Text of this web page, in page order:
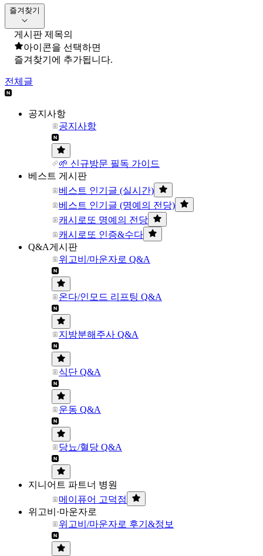
즐겨찾기
게시판 제목의
아이콘을 선택하면
즐겨찾기에 추가됩니다.
전체글
공지사항
공지사항
🌱 신규방문 필독 가이드
베스트 게시판
베스트 인기글 (실시간)
베스트 인기글 (명예의 전당)
캐시로또 명예의 전당
캐시로또 인증&수다
Q&A게시판
위고비/마운자로 Q&A
온다/인모드 리프팅 Q&A
지방분해주사 Q&A
식단 Q&A
운동 Q&A
당뇨/혈당 Q&A
지니어트 파트너 병원
메이퓨어 고덕점
위고비·마운자로
위고비/마운자로 후기&정보